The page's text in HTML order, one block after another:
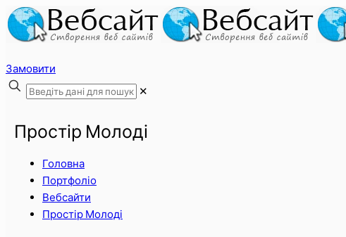
Замовити
✕
Простір Молоді
Головна
Портфоліо
Вебсайти
Простір Молоді